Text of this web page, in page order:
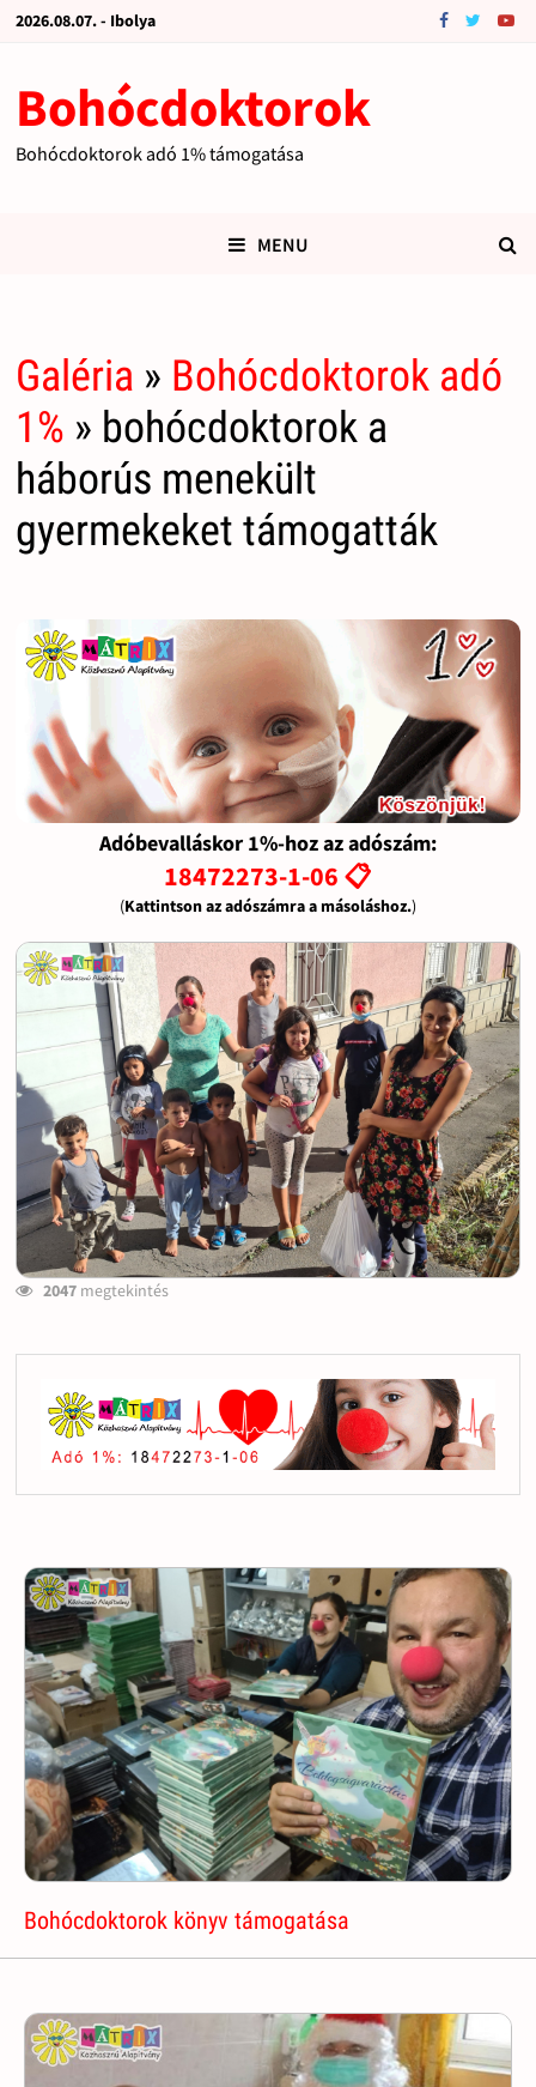
2026.08.07. - Ibolya
Bohócdoktorok
Bohócdoktorok adó 1% támogatása
MENU
Galéria » Bohócdoktorok adó
1% » bohócdoktorok a
háborús menekült
gyermekeket támogatták
Adóbevalláskor 1%-hoz az adószám:
18472273-1-06 📋
(Kattintson az adószámra a másoláshoz.)
2047megtekintés
Bohócdoktorok könyv támogatása